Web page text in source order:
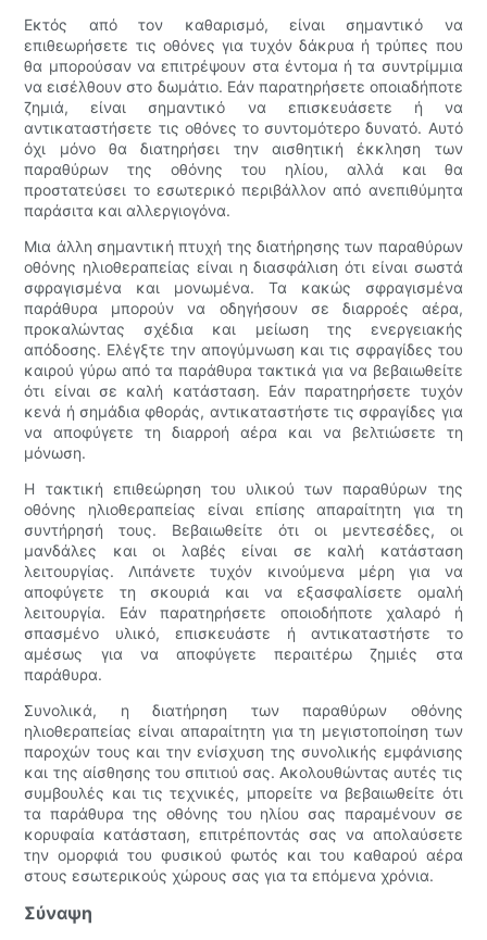
Εκτός από τον καθαρισμό, είναι σημαντικό να
επιθεωρήσετε τις οθόνες για τυχόν δάκρυα ή τρύπες που
θα μπορούσαν να επιτρέψουν στα έντομα ή τα συντρίμμια
να εισέλθουν στο δωμάτιο. Εάν παρατηρήσετε οποιαδήποτε
ζημιά, είναι σημαντικό να επισκευάσετε ή να
αντικαταστήσετε τις οθόνες το συντομότερο δυνατό. Αυτό
όχι μόνο θα διατηρήσει την αισθητική έκκληση των
παραθύρων της οθόνης του ηλίου, αλλά και θα
προστατεύσει το εσωτερικό περιβάλλον από ανεπιθύμητα
παράσιτα και αλλεργιογόνα.
Μια άλλη σημαντική πτυχή της διατήρησης των παραθύρων
οθόνης ηλιοθεραπείας είναι η διασφάλιση ότι είναι σωστά
σφραγισμένα και μονωμένα. Τα κακώς σφραγισμένα
παράθυρα μπορούν να οδηγήσουν σε διαρροές αέρα,
προκαλώντας σχέδια και μείωση της ενεργειακής
απόδοσης. Ελέγξτε την απογύμνωση και τις σφραγίδες του
καιρού γύρω από τα παράθυρα τακτικά για να βεβαιωθείτε
ότι είναι σε καλή κατάσταση. Εάν παρατηρήσετε τυχόν
κενά ή σημάδια φθοράς, αντικαταστήστε τις σφραγίδες για
να αποφύγετε τη διαρροή αέρα και να βελτιώσετε τη
μόνωση.
Η τακτική επιθεώρηση του υλικού των παραθύρων της
οθόνης ηλιοθεραπείας είναι επίσης απαραίτητη για τη
συντήρησή τους. Βεβαιωθείτε ότι οι μεντεσέδες, οι
μανδάλες και οι λαβές είναι σε καλή κατάσταση
λειτουργίας. Λιπάνετε τυχόν κινούμενα μέρη για να
αποφύγετε τη σκουριά και να εξασφαλίσετε ομαλή
λειτουργία. Εάν παρατηρήσετε οποιοδήποτε χαλαρό ή
σπασμένο υλικό, επισκευάστε ή αντικαταστήστε το
αμέσως για να αποφύγετε περαιτέρω ζημιές στα
παράθυρα.
Συνολικά, η διατήρηση των παραθύρων οθόνης
ηλιοθεραπείας είναι απαραίτητη για τη μεγιστοποίηση των
παροχών τους και την ενίσχυση της συνολικής εμφάνισης
και της αίσθησης του σπιτιού σας. Ακολουθώντας αυτές τις
συμβουλές και τις τεχνικές, μπορείτε να βεβαιωθείτε ότι
τα παράθυρα της οθόνης του ηλίου σας παραμένουν σε
κορυφαία κατάσταση, επιτρέποντάς σας να απολαύσετε
την ομορφιά του φυσικού φωτός και του καθαρού αέρα
στους εσωτερικούς χώρους σας για τα επόμενα χρόνια.
Σύναψη